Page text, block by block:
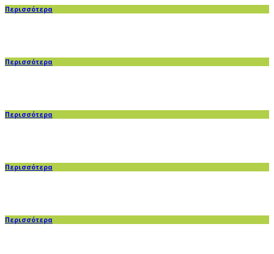
Περισσότερα
Περισσότερα
Περισσότερα
Περισσότερα
Περισσότερα